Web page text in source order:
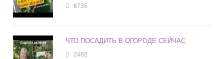
8735
ЧТО ПОСАДИТЬ В ОГОРОДЕ СЕЙЧАС
2482